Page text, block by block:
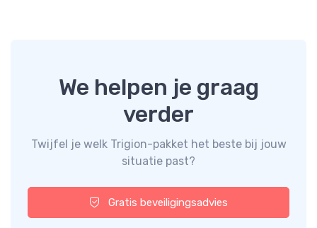
We helpen je graag
verder
Twijfel je welk Trigion-pakket het beste bij jouw
situatie past?
Gratis beveiligingsadvies